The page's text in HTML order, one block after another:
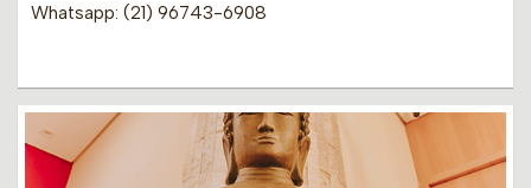
Whatsapp: (21) 96743-6908